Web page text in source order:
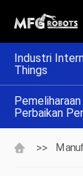
Industri
Things
Pemeliharaan
Perbaikan
>>